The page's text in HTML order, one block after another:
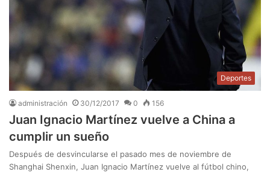
Deportes
administración 30/12/2017 0 156
Juan Ignacio Martínez vuelve a China a
cumplir un sueño
Después de desvincularse el pasado mes de noviembre de
Shanghai Shenxin, Juan Ignacio Martínez vuelve al fútbol chino,